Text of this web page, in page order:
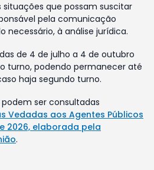
situações que possam suscitar
pela comunicação
necessário, à análise jurídica.
de 4 de julho a 4 de outubro
turno, podendo permanecer até
haja segundo turno.
ser consultadas
Vedadas aos Agentes Públicos
2026, elaborada pela
.